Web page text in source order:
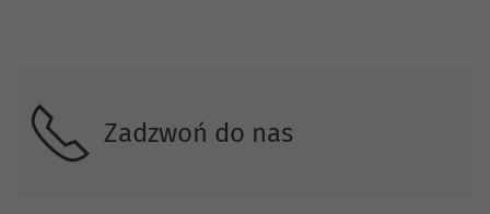
Zadzwoń do nas